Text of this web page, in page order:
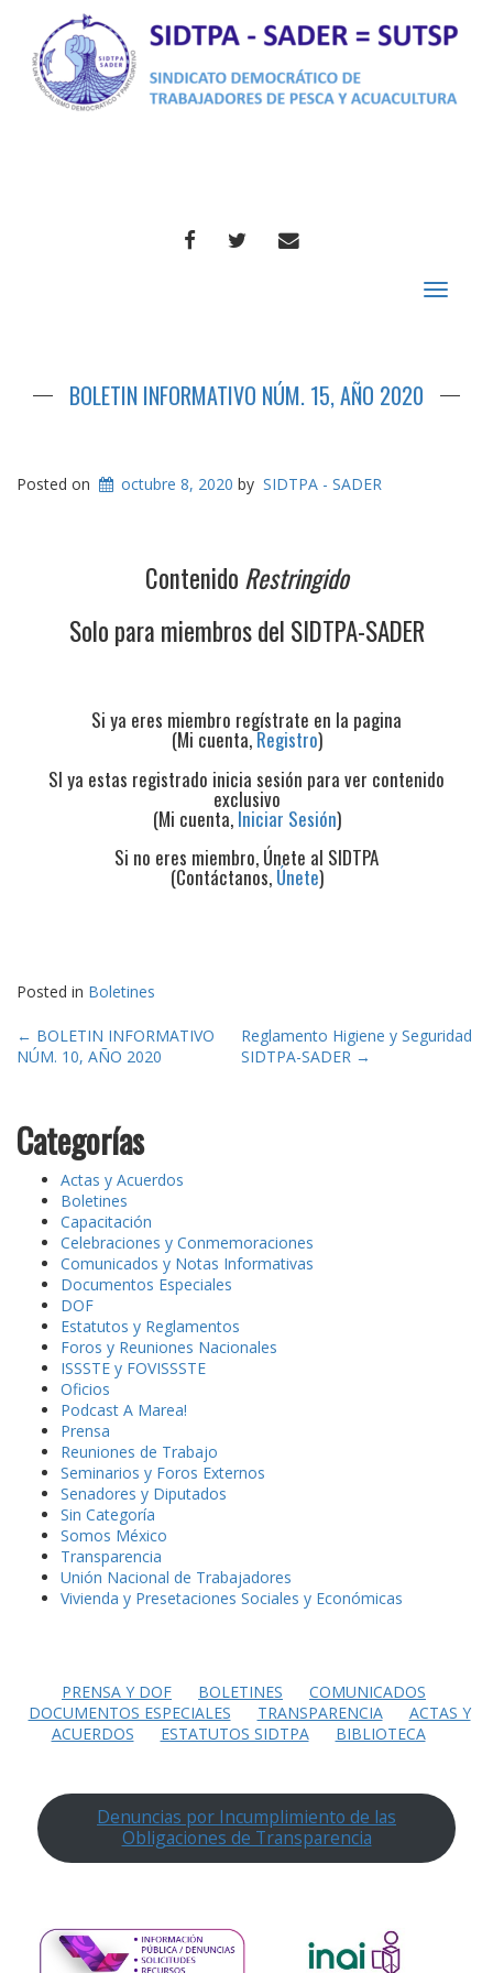
FACEBOOKTWITTERCORREO
Toggle
BOLETIN INFORMATIVO NÚM. 15, AÑO 2020
Posted on octubre 8, 2020 by SIDTPA - SADER
Contenido Restringido
Solo para miembros del SIDTPA-SADER
Si ya eres miembro regístrate en la pagina
(Mi cuenta,Registro)
SI ya estas registrado inicia sesión para ver contenido
exclusivo
(Mi cuenta, Iniciar Sesión)
Si no eres miembro, Únete al SIDTPA
(Contáctanos, Únete)
Posted in Boletines
Post
navigation
← BOLETIN INFORMATIVO
NÚM. 10, AÑO 2020
Reglamento Higiene y Seguridad
SIDTPA-SADER →
Categorías
Actas y Acuerdos
Boletines
Capacitación
Celebraciones y Conmemoraciones
Comunicados y Notas Informativas
Documentos Especiales
DOF
Estatutos y Reglamentos
Foros y Reuniones Nacionales
ISSSTE y FOVISSSTE
Oficios
Podcast A Marea!
Prensa
Reuniones de Trabajo
Seminarios y Foros Externos
Senadores y Diputados
Sin Categoría
Somos México
Transparencia
Unión Nacional de Trabajadores
Vivienda y Presetaciones Sociales y Económicas
PRENSA Y DOF BOLETINES
COMUNICADOS
DOCUMENTOS ESPECIALES
TRANSPARENCIA
ACTAS Y
ACUERDOS
ESTATUTOS SIDTPA BIBLIOTECA
Denuncias por Incumplimiento de las
Obligaciones de Transparencia